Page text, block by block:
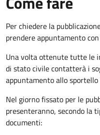
Per chiedere la
prendere appuntamento
Una volta ottenute tutte le
di stato civile contatterà i
appuntamento allo sportello
Nel giorno fissato per le
presenteranno, secondo la
documenti: